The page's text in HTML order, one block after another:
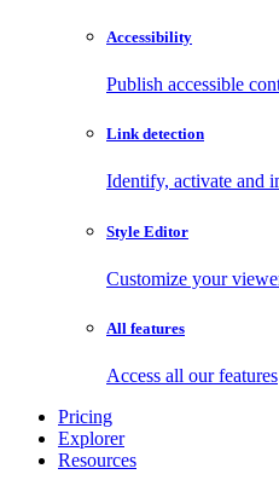
Accessibility
Publish accessible
Link detection
Identify, activate and
Style Editor
Customize your
All features
Access all our features
Pricing
Explorer
Resources